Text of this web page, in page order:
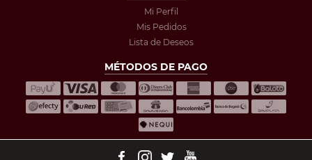
Mi Perfil
Mis Pedidos
Lista de Deseos
MÉTODOS DE PAGO